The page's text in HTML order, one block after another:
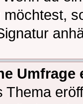
Umfrage
Thema